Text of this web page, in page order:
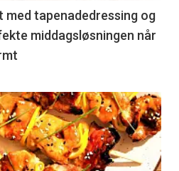
tapenadedressing og
middagsløsningen når